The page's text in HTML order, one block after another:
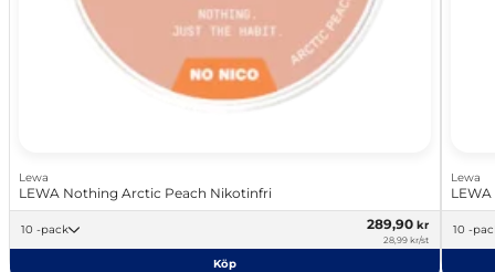
Lewa
LEWA Nothing Arctic Peach Nikotinfri
10 -pack 289,90 kr
28,99 kr/st
Köp
Lewa
10 -